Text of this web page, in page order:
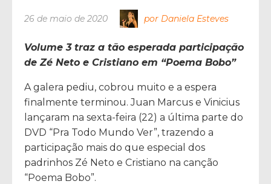
26 de maio de 2020 por Daniela Esteves
Volume 3 traz a tão esperada participação
de Zé Neto e Cristiano em “Poema Bobo”
A galera pediu, cobrou muito e a espera
finalmente terminou. Juan Marcus e Vinicius
lançaram na sexta-feira (22) a última parte do
DVD “Pra Todo Mundo Ver”, trazendo a
participação mais do que especial dos
padrinhos Zé Neto e Cristiano na canção
“Poema Bobo”.